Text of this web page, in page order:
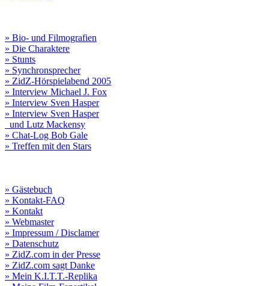
» Bio- und Filmografien
» Die Charaktere
» Stunts
» Synchronsprecher
» ZidZ-Hörspielabend 2005
» Interview Michael J. Fox
» Interview Sven Hasper
» Interview Sven Hasper
und Lutz Mackensy
» Chat-Log Bob Gale
» Treffen mit den Stars
» Gästebuch
» Kontakt-FAQ
» Kontakt
» Webmaster
» Impressum / Disclamer
» Datenschutz
» ZidZ.com in der Presse
» ZidZ.com sagt Danke
» Mein K.I.T.T.-Replika